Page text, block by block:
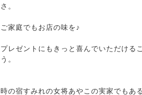
さ。
ご家庭でもお店の味を♪
プレゼントにもきっと喜んでいただける
う。
時の宿すみれの女将あやこの実家でもある